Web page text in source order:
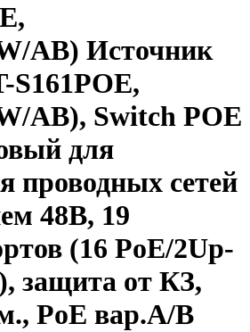
AB) Источник
S161POE,
AB), Switch POE
для
проводных сетей
48В, 19
(16 PoE/2Up-
защита от КЗ,
PoE вар.A/B